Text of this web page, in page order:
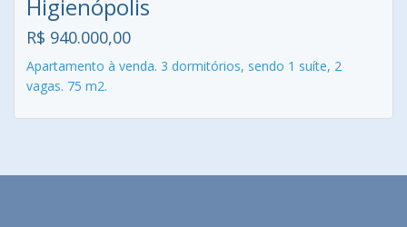
Higienópolis
R$ 940.000,00
Apartamento à venda. 3 dormitórios, sendo 1 suíte, 2
vagas. 75 m2.